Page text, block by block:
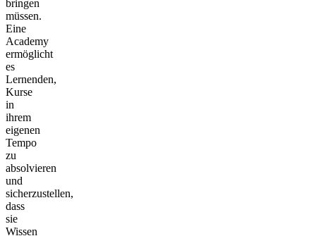
bringen
müssen.
Eine
Academy
ermöglicht
es
Lernenden,
Kurse
in
ihrem
eigenen
Tempo
zu
absolvieren
und
sicherzustellen,
dass
sie
Wissen